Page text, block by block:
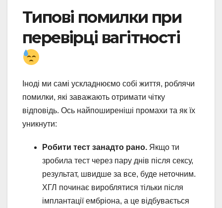
Типові помилки при
перевірці вагітності
Іноді ми самі ускладнюємо собі життя, роблячи
помилки, які заважають отримати чітку
відповідь. Ось найпоширеніші промахи та як їх
уникнути:
Робити тест занадто рано. Якщо ти
зробила тест через пару днів після сексу,
результат, швидше за все, буде неточним.
ХГЛ починає вироблятися тільки після
імплантації ембріона, а це відбувається